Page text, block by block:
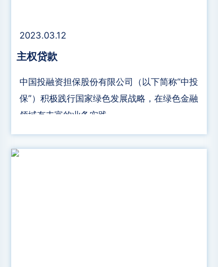
2023.03.12
主权贷款
中国投融资担保股份有限公司（以下简称“中投
保”）积极践行国家绿色发展战略，在绿色金融
领域有丰富的业务实践。